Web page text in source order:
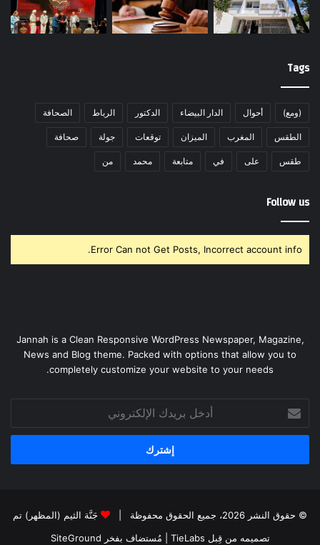
Tags
(ومع) أحوال الدار البيضاء الدكتور الرباط الصحافة
الطقس المغرب الميزان توقعات جولة صحافة
طقس على في متابعة محمد من
Follow us
Error Can not Get Posts, Incorrect account info.
Jannah is a Clean Responsive WordPress Newspaper, Magazine,
News and Blog theme. Packed with options that allow you to
completely customize your website to your needs.
بريدك
الإلكتروني
© حقوق النشر 2026، جميع الحقوق محفوظة |
جَنَّة الثيم (المظهر) تم
تصميمه من قِبل TieLabs
| مُستضاف بفخر SiteGround